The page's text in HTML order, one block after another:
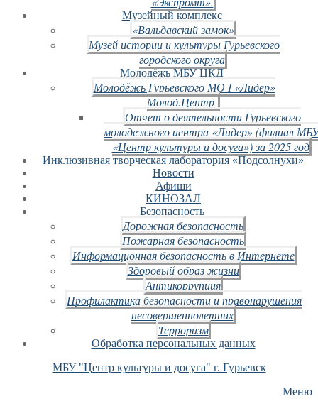
Музейный комплекс
«Вальдавский замок»
Музей истории и культуры Гурьевского
городского округа
Молодёжь МБУ ЦКД
Молодёжь Гурьевского МО I «Лидер»
Молод.Центр
Отчет о деятельности Гурьевского
молодежного центра «Лидер» (филиал
«Центр культуры и досуга») за 2025 год
Инклюзивная творческая лаборатория «Подсолнухи»
Новости
Афиши
КИНОЗАЛ
Безопасность
Дорожная безопасность
Пожарная безопасность
Информационная безопасность в Интернете
Здоровый образ жизни
Антикоррупция
Профилактика безопасности и правонарушения
несовершеннолетних
Терроризм
Обработка персональных данных
МБУ "Центр культуры и досуга" г. Гурьевск
Меню